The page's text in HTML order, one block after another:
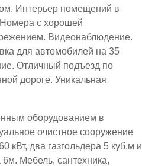
Интерьер помещений в
с хорошей
Видеонаблюдение.
для автомобилей на 35
Отличный подъезд по
дороге. Уникальная
оборудованием в
очистное сооружение
кВт, два газгольдера 5 куб.м и
6м. Мебель, сантехника,